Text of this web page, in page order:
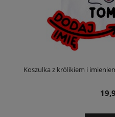
Koszulka z królikiem i